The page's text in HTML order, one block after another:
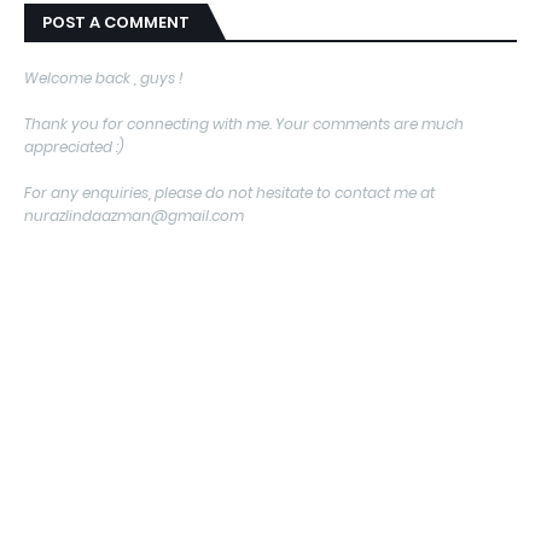
POST A COMMENT
Welcome back , guys !
Thank you for connecting with me. Your comments are much
appreciated :)
For any enquiries, please do not hesitate to contact me at
nurazlindaazman@gmail.com